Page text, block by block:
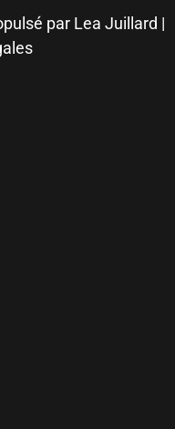
par Lea Juillard |